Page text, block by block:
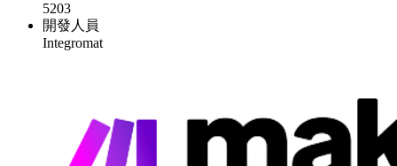
5203
開發人員
Integromat